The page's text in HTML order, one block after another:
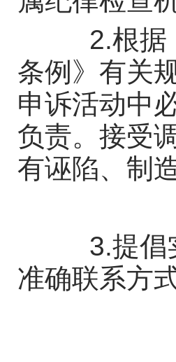
2.根据
条例》有关
申诉活动中
负责。接受
有诬陷、制
3.提倡
准确联系方